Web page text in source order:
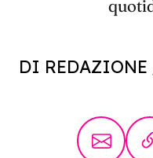
DI REDAZIONE